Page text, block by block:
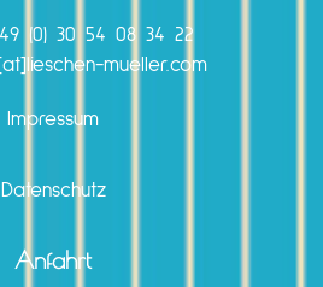
(0) 30 54 08 34 22
mueller.com
Impressum
Datenschutz
Anfahrt